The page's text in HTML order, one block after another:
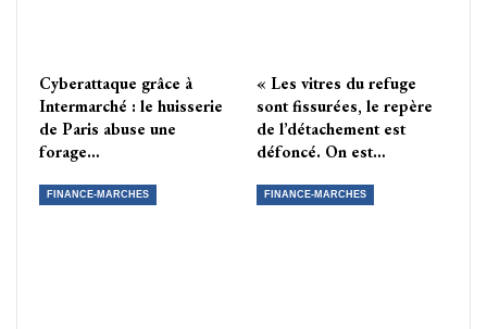
Cyberattaque grâce à
Intermarché : le huisserie
de Paris abuse une
forage…
« Les vitres du refuge
sont fissurées, le repère
de l’détachement est
défoncé. On est…
FINANCE-MARCHES FINANCE-MARCHES